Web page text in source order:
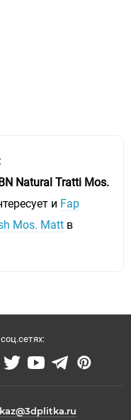
Natural Tratti Mos.
и Fap
Mos. Matt в